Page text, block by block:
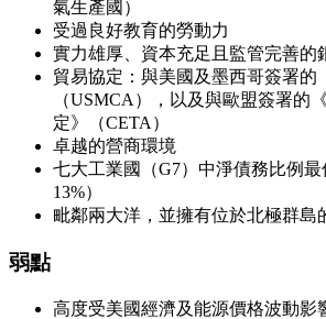
氣生產國）
受過良好教育的勞動力
實力雄厚、資本充足且監管完善的
貿易協定：與美國及墨西哥簽署的
（USMCA），以及與歐盟簽署的
定》（CETA）
卓越的營商環境
七大工業國（G7）中淨債務比例最
13%）
毗鄰兩大洋，並擁有位於北極群島
弱點
高度受美國經濟及能源價格波動影